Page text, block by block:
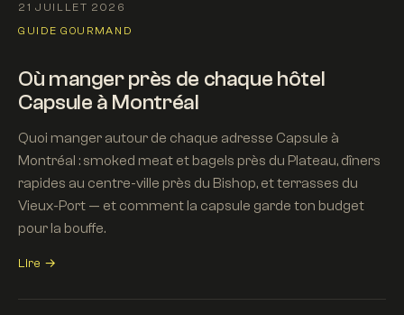
21 JUILLET 2026
GUIDE GOURMAND
Où manger près de chaque hôtel
Capsule à Montréal
Quoi manger autour de chaque adresse Capsule à
Montréal : smoked meat et bagels près du Plateau, dîners
rapides au centre-ville près du Bishop, et terrasses du
Vieux-Port — et comment la capsule garde ton budget
pour la bouffe.
Lire →